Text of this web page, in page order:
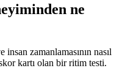
ne
zamanlamasının nasıl
kartı olan bir ritim testi.